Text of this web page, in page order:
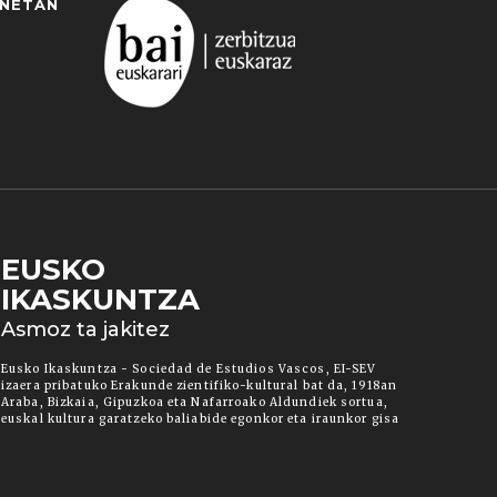
EUSKO
IKASKUNTZA
Asmoz ta jakitez
Eusko Ikaskuntza - Sociedad de Estudios Vascos, EI-SEV
izaera pribatuko Erakunde zientifiko-kultural bat da, 1918an
Araba, Bizkaia, Gipuzkoa eta Nafarroako Aldundiek sortua,
euskal kultura garatzeko baliabide egonkor eta iraunkor gisa
cookie aukera. Guztiz desaktibatzea ere
botoia sakatuz gero, aipatutako cookieak eta
informazio gehiago lortzeko.